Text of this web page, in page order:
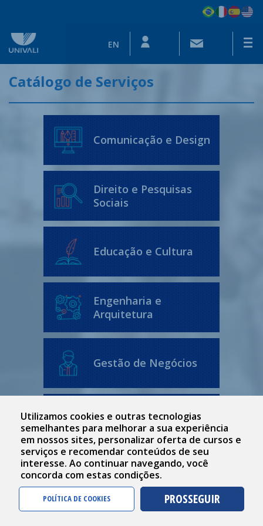
EN
Catálogo de Serviços
Comunicação e Design
Direito e Pesquisas
Sociais
Educação e Cultura
Engenharia e
Arquitetura
Gestão de Negócios
Meio Ambiente
Saúde e Bem Estar
Utilizamos cookies e outras tecnologias
semelhantes para melhorar a sua experiência
em nossos sites, personalizar oferta de cursos e
serviços e recomendar conteúdos de seu
interesse. Ao continuar navegando, você
concorda com estas condições.
POLÍTICA DE COOKIES PROSSEGUIR